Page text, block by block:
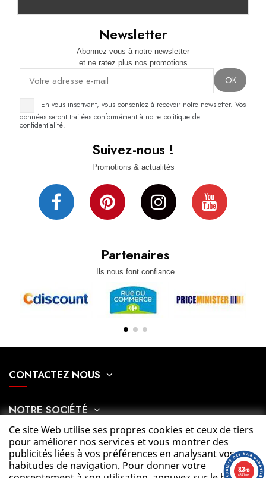
Partenaires
Ils nous font confiance
Suivez-nous !
Promotions & actualités
Newsletter
Abonnez-vous à notre newsletter
et ne ratez plus nos promotions
En vous inscrivant, vous consentez à recevoir notre newsletter. Vos
données seront traitées conformément à notre politique de
confidentialité.
CONTACTEZ NOUS
NOTRE SOCIÉTÉ
MON COMPTE
Ce site Web utilise ses propres cookies et ceux de tiers
pour améliorer nos services et vous montrer des
publicités liées à vos préférences en analysant vos
habitudes de navigation. Pour donner votre
8.3/10
4341 avis